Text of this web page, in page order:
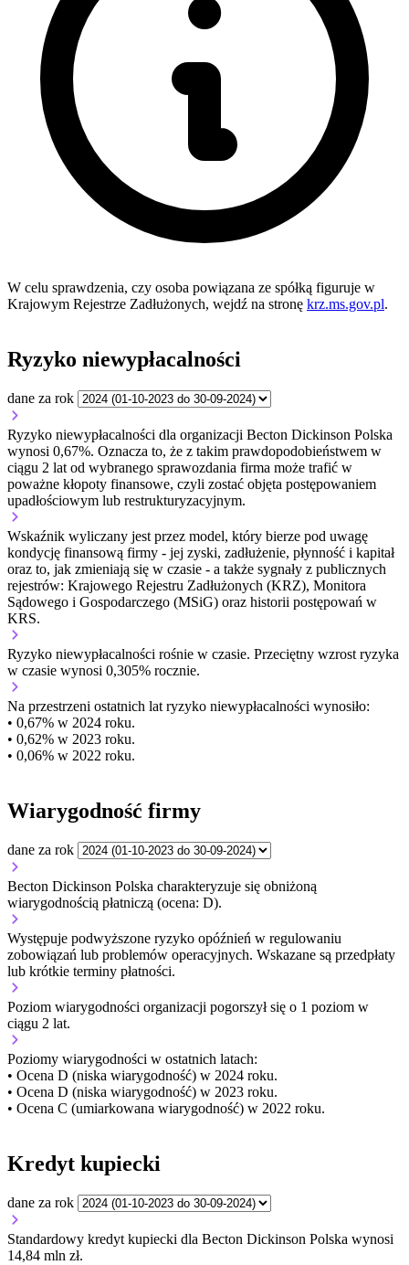
W celu sprawdzenia, czy osoba powiązana ze spółką figuruje w
Krajowym Rejestrze Zadłużonych, wejdź na stronę krz.ms.gov.pl.
Ryzyko niewypłacalności
dane za rok
Ryzyko niewypłacalności dla organizacji Becton Dickinson Polska
wynosi 0,67%. Oznacza to, że z takim prawdopodobieństwem w
ciągu 2 lat od wybranego sprawozdania firma może trafić w
poważne kłopoty finansowe, czyli zostać objęta postępowaniem
upadłościowym lub restrukturyzacyjnym.
Wskaźnik wyliczany jest przez model, który bierze pod uwagę
kondycję finansową firmy - jej zyski, zadłużenie, płynność i kapitał
oraz to, jak zmieniają się w czasie - a także sygnały z publicznych
rejestrów: Krajowego Rejestru Zadłużonych (KRZ), Monitora
Sądowego i Gospodarczego (MSiG) oraz historii postępowań w
KRS.
Ryzyko niewypłacalności rośnie w czasie. Przeciętny wzrost ryzyka
w czasie wynosi 0,305% rocznie.
Na przestrzeni ostatnich lat ryzyko niewypłacalności wynosiło:
• 0,67% w 2024 roku.
• 0,62% w 2023 roku.
• 0,06% w 2022 roku.
Wiarygodność firmy
dane za rok
Becton Dickinson Polska charakteryzuje się obniżoną
wiarygodnością płatniczą (ocena: D).
Występuje podwyższone ryzyko opóźnień w regulowaniu
zobowiązań lub problemów operacyjnych. Wskazane są przedpłaty
lub krótkie terminy płatności.
Poziom wiarygodności organizacji pogorszył się o 1 poziom w
ciągu 2 lat.
Poziomy wiarygodności w ostatnich latach:
• Ocena D (niska wiarygodność) w 2024 roku.
• Ocena D (niska wiarygodność) w 2023 roku.
• Ocena C (umiarkowana wiarygodność) w 2022 roku.
Kredyt kupiecki
dane za rok
Standardowy kredyt kupiecki dla Becton Dickinson Polska wynosi
14,84 mln zł.